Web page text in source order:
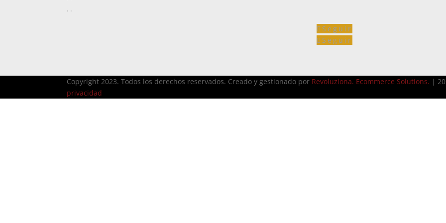
..
Seguir
Seguir
Copyright 2023. Todos los derechos reservados. Creado y gestionado por Revoluziona. Ecommerce Solutions. |
privacidad